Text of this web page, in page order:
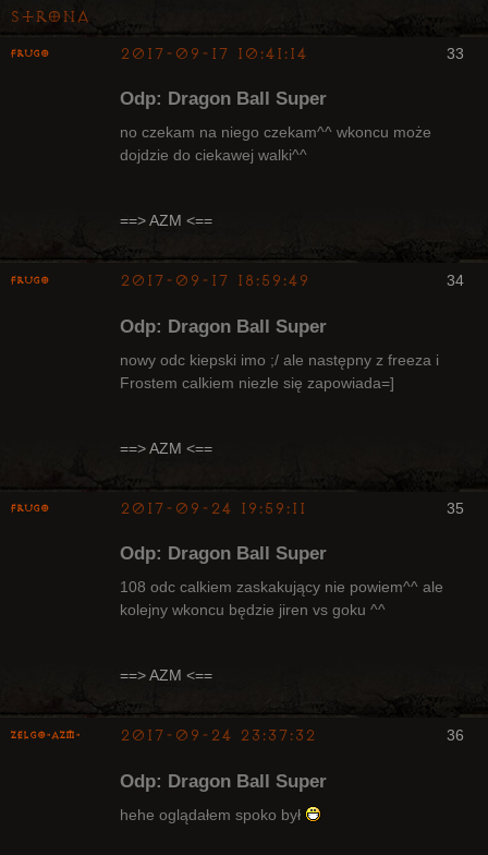
Strona
33
Frugo 2017-09-17 10:41:14
Odp: Dragon Ball Super
no czekam na niego czekam^^ wkoncu może
dojdzie do ciekawej walki^^
==> AZM <==
34
Frugo 2017-09-17 18:59:49
Odp: Dragon Ball Super
nowy odc kiepski imo ;/ ale następny z freeza i
Frostem calkiem niezle się zapowiada=]
==> AZM <==
35
Frugo 2017-09-24 19:59:11
Odp: Dragon Ball Super
108 odc calkiem zaskakujący nie powiem^^ ale
kolejny wkoncu będzie jiren vs goku ^^
==> AZM <==
36
ZelgO-AZM- 2017-09-24 23:37:32
Odp: Dragon Ball Super
hehe oglądałem spoko był